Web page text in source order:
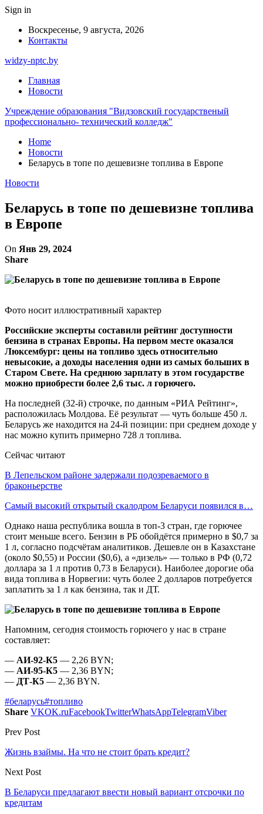
Sign in
Воскресенье, 9 августа, 2026
Контакты
widzy-nptc.by
Главная
Новости
Учреждение образования "Видзовский государственый
профессионально- технический колледж"
Home
Новости
Беларусь в топе по дешевизне топлива в Европе
Новости
Беларусь в топе по дешевизне топлива
в Европе
On Янв 29, 2024
Share
Фото носит иллюстративный характер
Российские эксперты составили рейтинг доступности
бензина в странах Европы. На первом месте оказался
Люксембург: цены на топливо здесь относительно
невысокие, а доходы населения одни из самых больших в
Старом Свете. На среднюю зарплату в этом государстве
можно приобрести более 2,6 тыс. л горючего.
На последней (32-й) строчке, по данным «РИА Рейтинг»,
расположилась Молдова. Её результат — чуть больше 450 л.
Беларусь же находится на 24-й позиции: при среднем доходе у
нас можно купить примерно 728 л топлива.
Сейчас читают
В Лепельском районе задержали подозреваемого в
браконьерстве
Самый высокий открытый скалодром Беларуси появился в…
Однако наша республика вошла в топ-3 стран, где горючее
стоит меньше всего. Бензин в РБ обойдётся примерно в $0,7 за
1 л, согласно подсчётам аналитиков. Дешевле он в Казахстане
(около $0,55) и России ($0,6), а «дизель» — только в РФ (0,72
доллара за 1 л против 0,73 в Беларуси). Наиболее дорогие оба
вида топлива в Норвегии: чуть более 2 долларов потребуется
заплатить за 1 л как бензина, так и ДТ.
Напомним, сегодня стоимость горючего у нас в стране
составляет:
— АИ-92-К5 — 2,26 BYN;
— АИ-95-К5 — 2,36 BYN;
— ДТ-К5 — 2,36 BYN.
#беларусь#топливо
Share VKOK.ruFacebookTwitterWhatsAppTelegramViber
Prev Post
Жизнь взаймы. На что не стоит брать кредит?
Next Post
В Беларуси предлагают ввести новый вариант отсрочки по
кредитам